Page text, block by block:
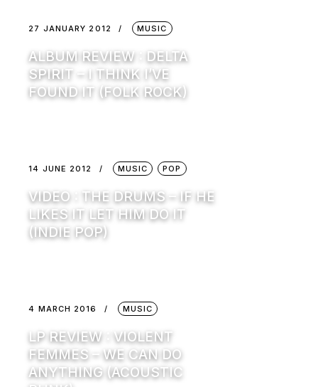
27 JANUARY 2012 MUSIC
ALBUM REVIEW : DELTA
SPIRIT – I THINK I’VE
FOUND IT (FOLK ROCK)
14 JUNE 2012 MUSIC POP
VIDEO : THE DRUMS – IF HE
LIKES IT LET HIM DO IT
(INDIE POP)
4 MARCH 2016 MUSIC
LP REVIEW : VIOLENT
FEMMES – WE CAN DO
ANYTHING (ACOUSTIC